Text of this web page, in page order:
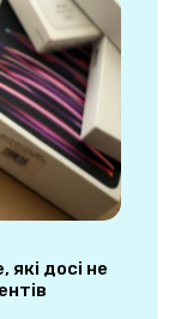
які досі не